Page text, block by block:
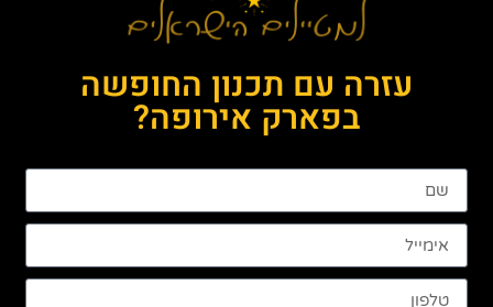
עזרה עם תכנון החופשה
בפארק אירופה?